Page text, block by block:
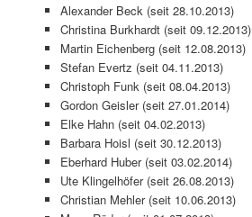
Alexander Beck (seit 28.10.2013)
Christina Burkhardt (seit 09.12.2013)
Martin Eichenberg (seit 12.08.2013)
Stefan Evertz (seit 04.11.2013)
Christoph Funk (seit 08.04.2013)
Gordon Geisler (seit 27.01.2014)
Elke Hahn (seit 04.02.2013)
Barbara Hoisl (seit 30.12.2013)
Eberhard Huber (seit 03.02.2014)
Ute Klingelhöfer (seit 26.08.2013)
Christian Mehler (seit 10.06.2013)